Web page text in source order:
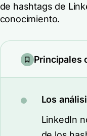
de hashtags de
conocimiento.
Principales
Los
LinkedIn